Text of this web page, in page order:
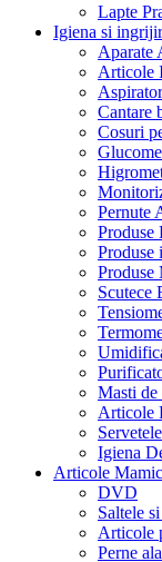
Lapte
Igiena si
Aparate
Articole
Cantare
Cosuri
Pernute
Produse
Produse
Produse
Scutece
Masti de
Articole
Igiena
Articole
DVD
Saltele
Articole
Perne